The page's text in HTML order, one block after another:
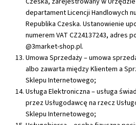
departament Licencji Handlowych
Republika Czeska. Ustanowienie
numerem VAT CZ24137243, adres
@3market-shop.pl.
Umowa Sprzedaży – umowa
albo zawarta między Klientem a
Sklepu Internetowego;
Usługa Elektroniczna – usługa
przez Usługodawcę na rzecz
Sklepu Internetowego;